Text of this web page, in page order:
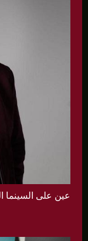
عين على السينما